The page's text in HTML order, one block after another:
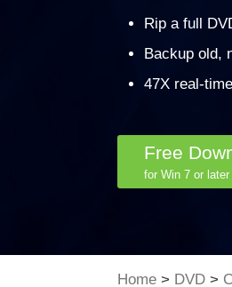
Rip a full
Backup old,
47X real-
Free
for Win 7 or later
Home > DVD >